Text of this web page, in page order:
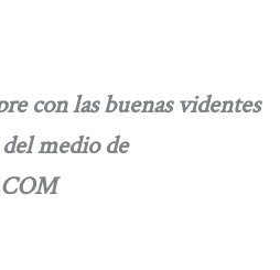
con las buenas videntes
medio de